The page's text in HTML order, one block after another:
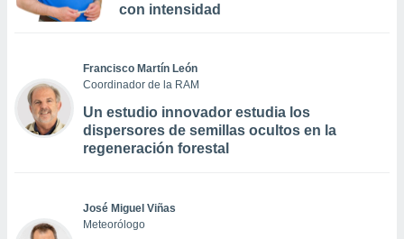
con intensidad
Francisco Martín León
Coordinador de la RAM
Un estudio innovador estudia los
dispersores de semillas ocultos en la
regeneración forestal
José Miguel Viñas
Meteorólogo